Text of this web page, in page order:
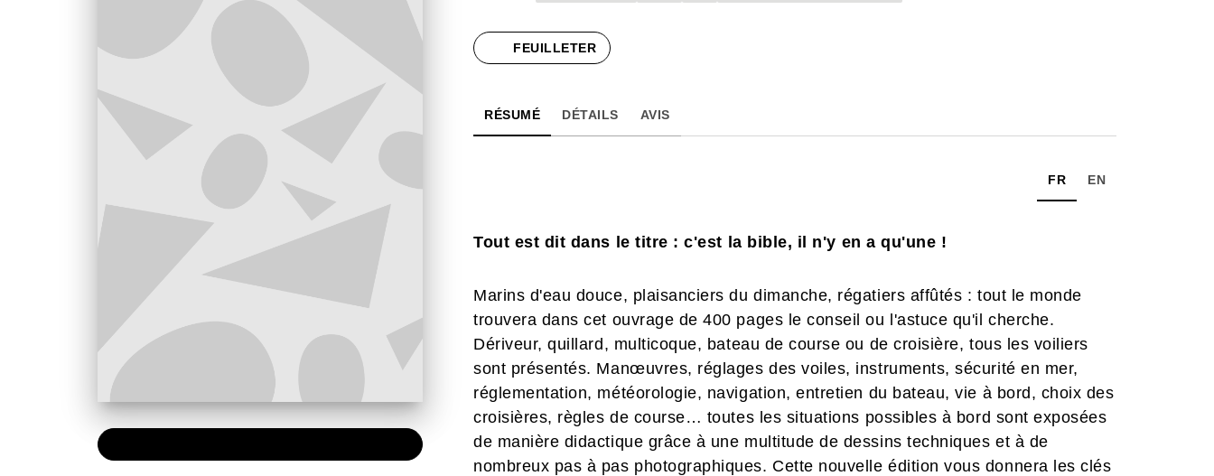
FEUILLETER
RÉSUMÉ DÉTAILS AVIS
FR EN
Tout est dit dans le titre : c'est la bible, il n'y en a qu'une !
Marins d'eau douce, plaisanciers du dimanche, régatiers affûtés : tout le monde
trouvera dans cet ouvrage de 400 pages le conseil ou l'astuce qu'il cherche.
Dériveur, quillard, multicoque, bateau de course ou de croisière, tous les voiliers
sont présentés. Manœuvres, réglages des voiles, instruments, sécurité en mer,
réglementation, météorologie, navigation, entretien du bateau, vie à bord, choix des
croisières, règles de course… toutes les situations possibles à bord sont exposées
de manière didactique grâce à une multitude de dessins techniques et à de
nombreux pas à pas photographiques. Cette nouvelle édition vous donnera les clés